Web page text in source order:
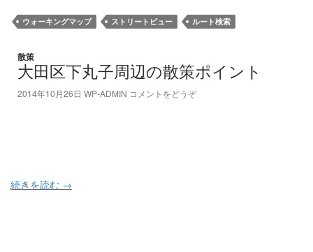
ウォーキングマップ ストリートビュー ルート検索
散策
大田区下丸子周辺の散策ポイント
2014年10月26日 WP-ADMIN コメントをどうぞ
続きを読む →